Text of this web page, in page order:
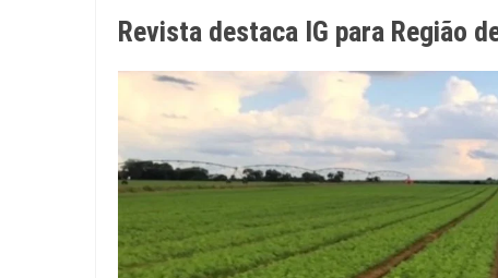
Revista destaca IG para Região